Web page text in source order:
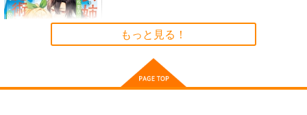
880円 （税込） 1,100円（税込）
サンプル
作品詳細
1,100円（税込）
もっと見る！